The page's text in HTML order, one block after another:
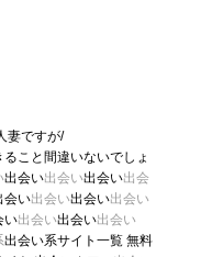
妻ですが/
こと間違いないでしょ
出会い出会い出会い出会
会い出会い出会い出会い
い出会い出会い出会い
出会い系サイト一覧 無料